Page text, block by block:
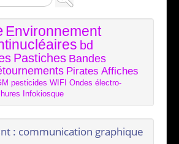
Environnement
bd
Pastiches Bandes
Pirates Affiches
pesticides WIFI Ondes électro-
Infokiosque
: communication graphique